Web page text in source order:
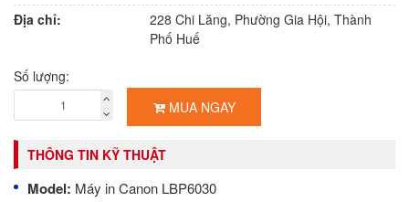
Địa chỉ:
228 Chi Lăng, Phường Gia Hội, Thành
Phố Huế
Số lượng:
MUA NGAY
THÔNG TIN KỸ THUẬT
Model: Máy in Canon LBP6030